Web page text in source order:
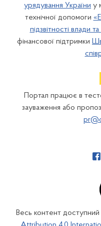
урядування України у
технічної допомоги
підзвітності влади
фінансової підтримки
Портал працює в
зауваження або
Весь контент доступний